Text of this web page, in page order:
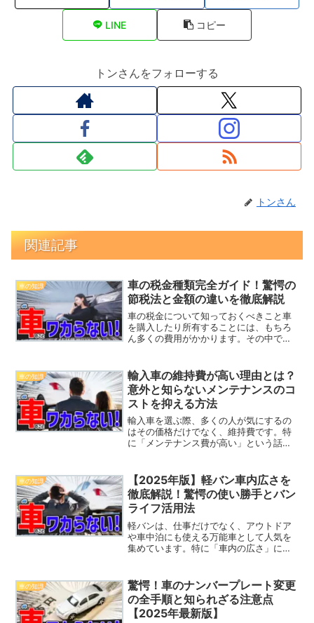
LINE コピー
トンさんをフォローする
トンさん
関連記事
車の知識
車の税金種類完全ガイド！驚愕の
節税法と金額の違いを徹底解説
車の税金について知っておくべきこと車
を購入したり所有することには、もちろ
ん多くの費用がかかります。その中でも
あるのか、金額はどれくらいなのか、そ
してどのように節税できる...
車の知識
輸入車の維持費が高い理由とは？
意外と知らないメンテナンスのコ
ストを抑える方法
輸入車を選ぶ際、多くの人が気にするの
はその価格だけでなく、維持費です。特
に「メンテナンス費が高い」という話を
実際のところ、なぜ輸入車はメンテナン
ス費用が高くなるのでしょ...
車の知識
【2025年版】軽バン車内広さを
徹底解説！驚愕の使い勝手とバン
ライフ活用法
軽バンは、仕事だけでなく、アウトドア
や車中泊にも使える万能車として人気を
集めています。特に「車内の広さ」に関
に「広さ」が気になる方は多く、どの車
種が自分の目的に最適かを...
車の知識
驚愕！車のナンバープレート変更
の全手順と知られざる注意点
【2025年最新版】